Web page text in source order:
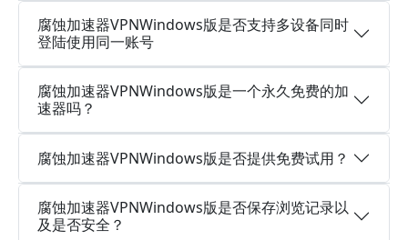
腐蚀加速器VPNWindows版是否支持多设备同时
登陆使用同一账号
腐蚀加速器VPNWindows版是一个永久免费的加
速器吗？
腐蚀加速器VPNWindows版是否提供免费试用？
腐蚀加速器VPNWindows版是否保存浏览记录以
及是否安全？